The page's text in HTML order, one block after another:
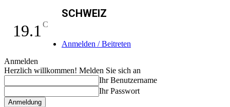
19.1 C
SCHWEIZ
Anmelden / Beitreten
Anmelden
Herzlich willkommen! Melden Sie sich an
Ihr Benutzername
Ihr Passwort